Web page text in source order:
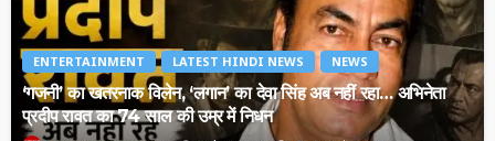
ENTERTAINMENT LATEST HINDI NEWS NEWS
‘गजनी’ का खतरनाक विलेन, ‘लगान’ का देवा सिंह अब नहीं रहा… अभिनेता
प्रदीप रावत का 74 साल की उम्र में निधन